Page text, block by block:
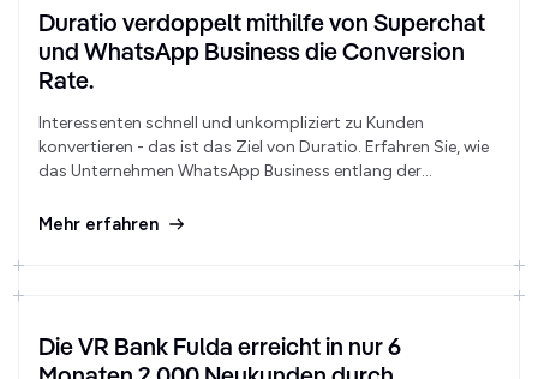
Duratio verdoppelt mithilfe von Superchat
und WhatsApp Business die Conversion
Rate.
Interessenten schnell und unkompliziert zu Kunden
konvertieren - das ist das Ziel von Duratio. Erfahren Sie, wie
das Unternehmen WhatsApp Business entlang der
Mehr erfahren
Die VR Bank Fulda erreicht in nur 6